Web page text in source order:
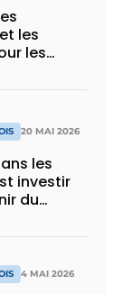
les
les
20 MAI 2026
les
investir
du
4 MAI 2026